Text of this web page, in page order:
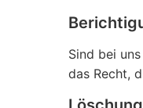
Sind bei
das Recht,